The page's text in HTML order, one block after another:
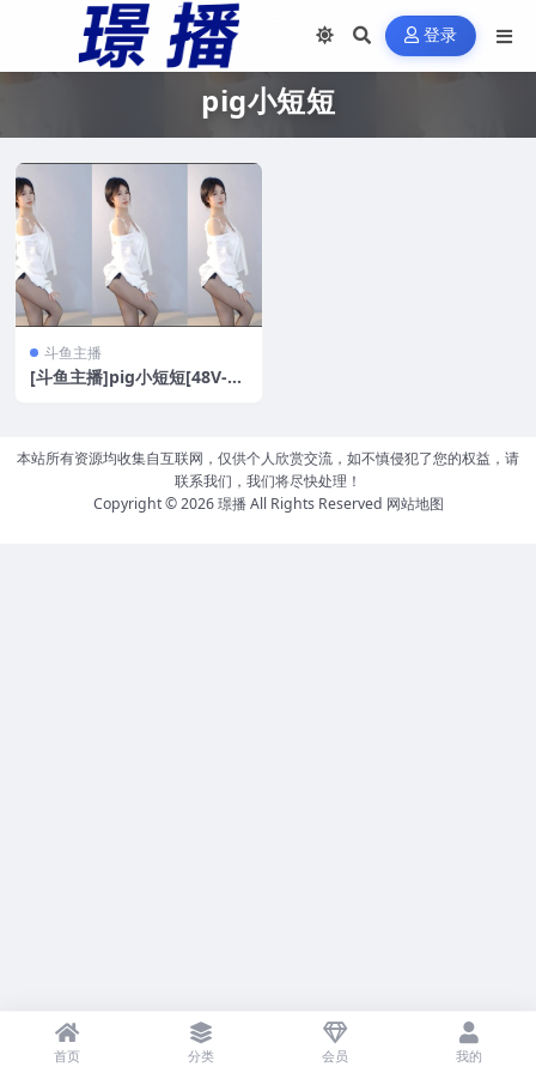
登录
pig小短短
斗鱼主播
[斗鱼主播]pig小短短[48V-9.
本站所有资源均收集自互联网，仅供个人欣赏交流，如不慎侵犯了您的权益，请
联系我们，我们将尽快处理！
Copyright © 2026璟播All Rights Reserved 网站地图
首页 分类 会员 我的